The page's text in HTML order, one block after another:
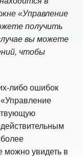
«Управление
получить
вы можете
чтобы
либо ошибок
можно увидеть в